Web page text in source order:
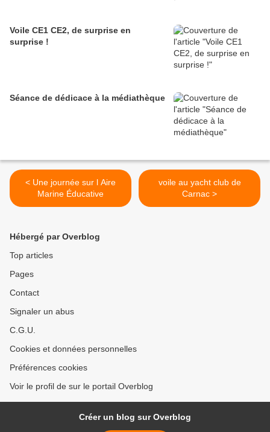
Voile CE1 CE2, de surprise en
surprise !
Séance de dédicace à la médiathèque
< Une journée sur l Aire
Marine Éducative
voile au yacht club de
Carnac >
Hébergé par Overblog
Top articles
Pages
Contact
Signaler un abus
C.G.U.
Cookies et données personnelles
Préférences cookies
Voir le profil de sur le portail Overblog
Créer un blog sur Overblog